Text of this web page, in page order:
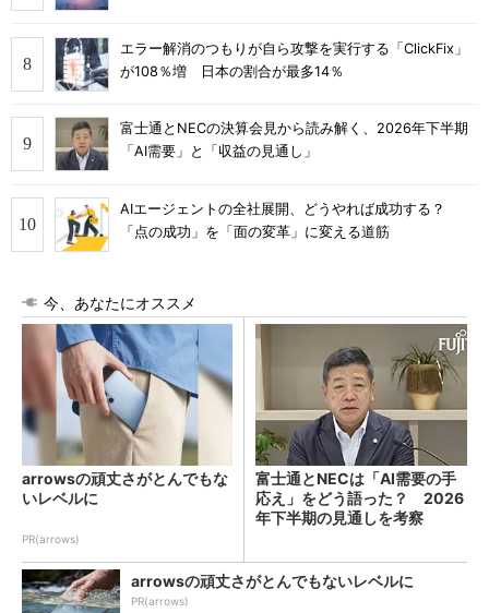
エラー解消のつもりが自ら攻撃を実行する「ClickFix」
が108％増 日本の割合が最多14％
富士通とNECの決算会見から読み解く、2026年下半期
「AI需要」と「収益の見通し」
AIエージェントの全社展開、どうやれば成功する？
「点の成功」を「面の変革」に変える道筋
今、あなたにオススメ
arrowsの頑丈さがとんでもな
いレベルに
PR(arrows)
富士通とNECは「AI需要の手
応え」をどう語った？ 2026
年下半期の見通しを考察
arrowsの頑丈さがとんでもないレベルに
PR(arrows)